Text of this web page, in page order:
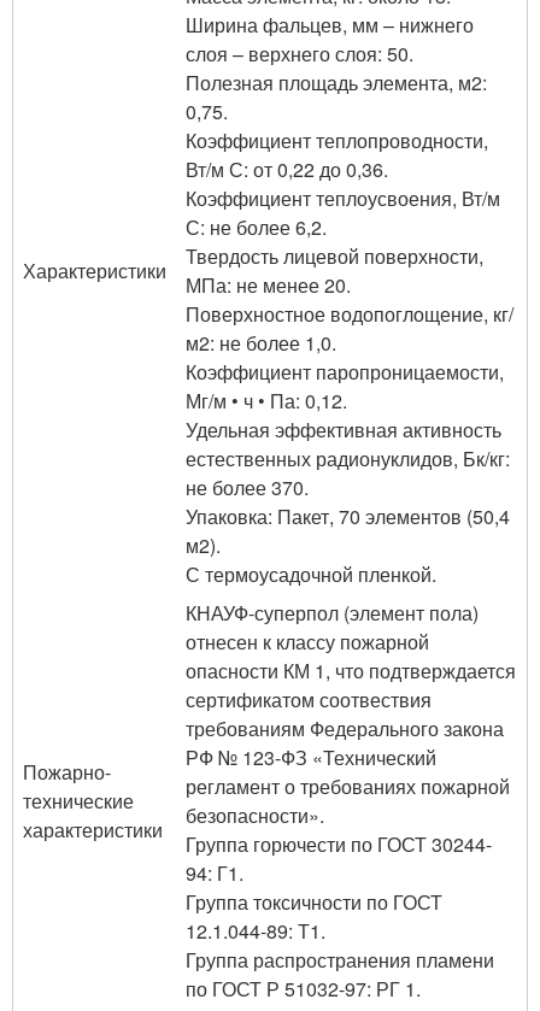
Характеристики
Ширина фальцев, мм – нижнего
слоя – верхнего слоя: 50.
Полезная площадь элемента, м2:
0,75.
Коэффициент теплопроводности,
Вт/м С: от 0,22 до 0,36.
Коэффициент теплоусвоения, Вт/м
С: не более 6,2.
Твердость лицевой поверхности,
МПа: не менее 20.
Поверхностное водопоглощение, кг/
м2: не более 1,0.
Коэффициент паропроницаемости,
Мг/м • ч • Па: 0,12.
Удельная эффективная активность
естественных радионуклидов, Бк/кг:
не более 370.
Упаковка: Пакет, 70 элементов (50,4
м2).
С термоусадочной пленкой.
Пожарно-
технические
характеристики
КНАУФ-суперпол (элемент пола)
отнесен к классу пожарной
опасности КМ 1, что подтверждается
сертификатом соотвествия
требованиям Федерального закона
РФ № 123-ФЗ «Технический
регламент о требованиях пожарной
безопасности».
Группа горючести по ГОСТ 30244-
94: Г1.
Группа токсичности по ГОСТ
12.1.044-89: Т1.
Группа распространения пламени
по ГОСТ Р 51032-97: РГ 1.